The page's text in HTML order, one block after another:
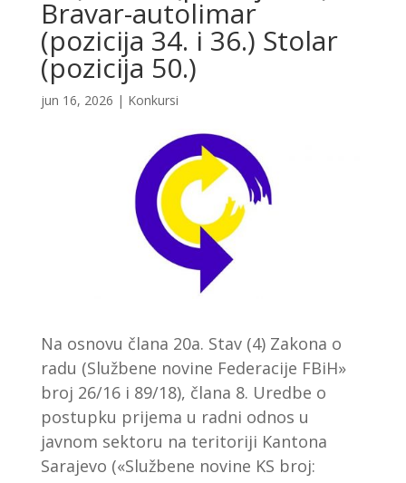
Bravar-autolimar
(pozicija 34. i 36.) Stolar
(pozicija 50.)
jun 16, 2026 | Konkursi
Na osnovu člana 20a. Stav (4) Zakona o
radu (Službene novine Federacije FBiH»
broj 26/16 i 89/18), člana 8. Uredbe o
postupku prijema u radni odnos u
javnom sektoru na teritoriji Kantona
Sarajevo («Službene novine KS broj: